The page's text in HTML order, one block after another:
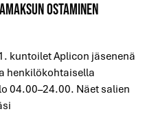
ostaminen
kuntoilet Aplicon jäsenenä
henkilökohtaisella
04.00–24.00. Näet salien